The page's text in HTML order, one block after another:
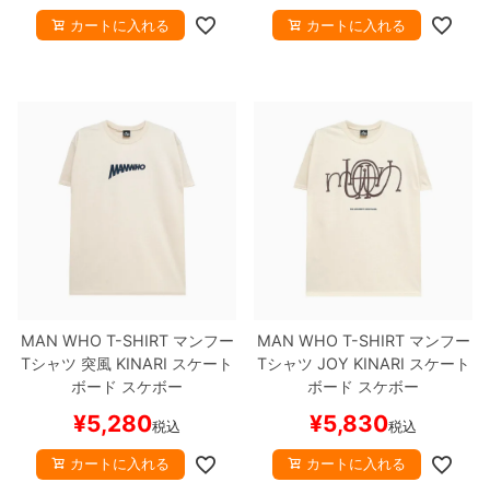
カートに入れる カートに入れる
MAN WHO T-SHIRTマンフー
Tシャツ 突風 KINARI スケート
ボード スケボー
¥5,280税込
カートに入れる
MAN WHO T-SHIRTマンフー
Tシャツ JOY KINARI スケート
ボード スケボー
¥5,830税込
カートに入れる